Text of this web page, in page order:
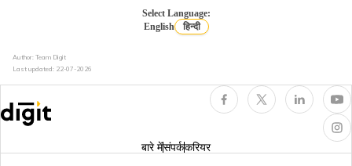
how to take test drive of a car
Select Language:
English
हिन्दी
Author: Team Digit
Last updated: 22-07-2026
बारे मेंसंपर्ककरियर